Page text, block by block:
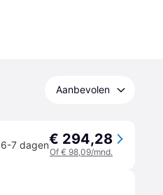
Aanbevolen
6-7 dagen€ 294,28
Of € 98,09/mnd.